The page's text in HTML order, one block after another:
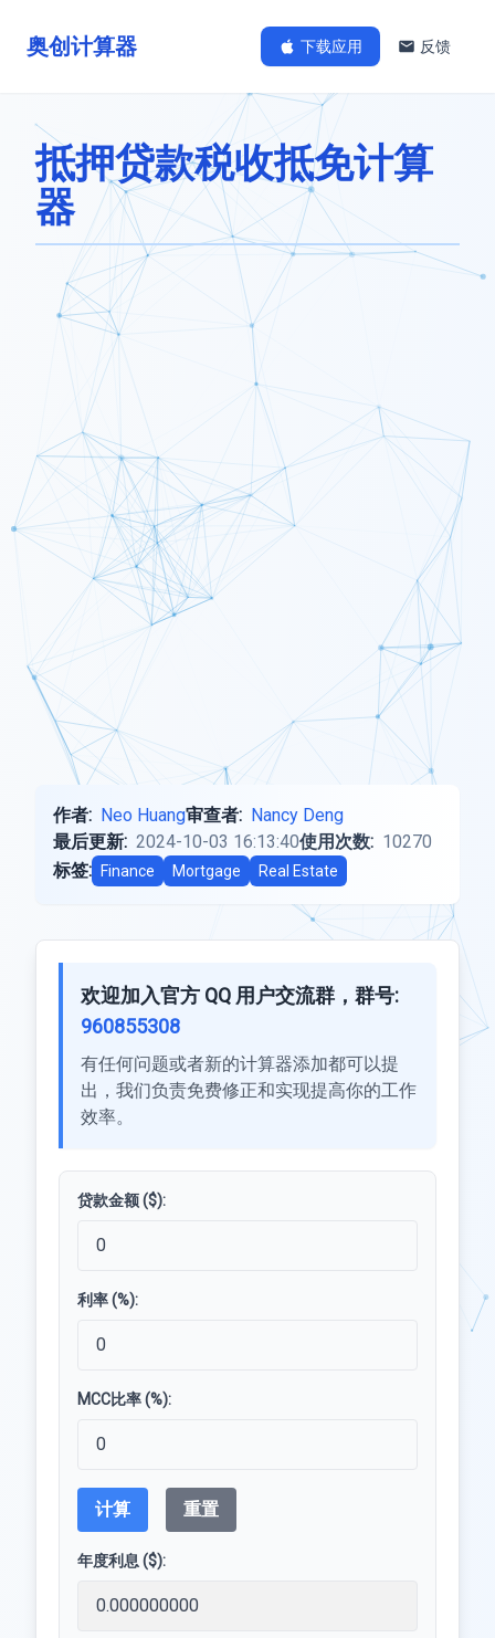
奥创计算器 下载应用 反馈
抵押贷款税收抵免计算
器
作者: Neo Huang审查者: Nancy Deng
最后更新: 2024-10-03 16:13:40使用次数: 10270
标签:
Finance Mortgage Real Estate
欢迎加入官方 QQ 用户交流群，群号:
960855308
有任何问题或者新的计算器添加都可以提
出，我们负责免费修正和实现提高你的工作
效率。
贷款金额 ($):
利率 (%):
MCC比率 (%):
计算 重置
年度利息 ($):